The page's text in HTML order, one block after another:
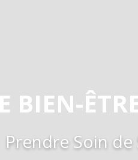
BIEN-
Prendre Soin de